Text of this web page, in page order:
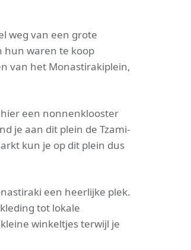
weg van een grote
hun waren te koop
van het Monastirakiplein,
een nonnenklooster
je aan dit plein de Tzami-
kun je op dit plein dus
een heerlijke plek.
tot lokale
winkeltjes terwijl je